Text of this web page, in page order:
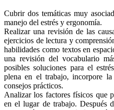
Cubrir dos temáticas muy
manejo del estrés y ergonomía.
Realizar una revisión de las
ejercicios de lectura y
habilidades como textos en
una revisión del vocabulario
posibles soluciones para el
plena en el trabajo, incorpore
consejos prácticos.
Analizar los factores físicos que
en el lugar de trabajo. Después